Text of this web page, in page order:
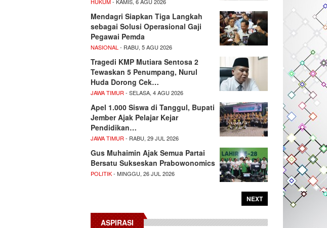
Mendagri Siapkan Tiga Langkah
sebagai Solusi Operasional Gaji
Pegawai Pemda
NASIONAL - RABU, 5 AGU 2026
Tragedi KMP Mutiara Sentosa 2
Tewaskan 5 Penumpang, Nurul
Huda Dorong Cek…
JAWA TIMUR - SELASA, 4 AGU 2026
Apel 1.000 Siswa di Tanggul, Bupati
Jember Ajak Pelajar Kejar
Pendidikan…
JAWA TIMUR - RABU, 29 JUL 2026
Gus Muhaimin Ajak Semua Partai
Bersatu Sukseskan Prabowonomics
POLITIK- MINGGU, 26 JUL 2026
NEXT
ASPIRASI